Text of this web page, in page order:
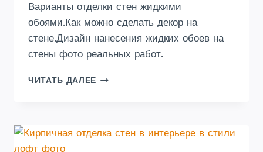
Варианты отделки стен жидкими
обоями.Как можно сделать декор на
стене.Дизайн нанесения жидких обоев на
стены фото реальных работ.
ЧИТАТЬ ДАЛЕЕ ДЕКОР
(76